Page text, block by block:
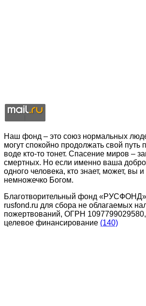
Наш фонд – это союз нормальных
могут спокойно продолжать свой путь
воде кто-то тонет. Спасение миров –
смертных. Но если именно ваша
одного человека, кто знает, может, вы
немножечко Богом.
Благотворительный фонд «РУСФОНД»
rusfond.ru для сбора не облагаемых
пожертвований, ОГРН 1097799029580,
целевое финансирование (140)